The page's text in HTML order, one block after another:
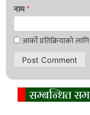
नाम*
सम्बन्धित